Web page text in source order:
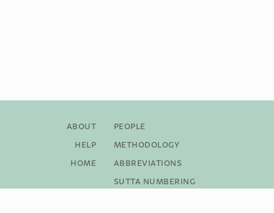
About
Help
Home
People
Methodology
Abbreviations
Sutta Numbering